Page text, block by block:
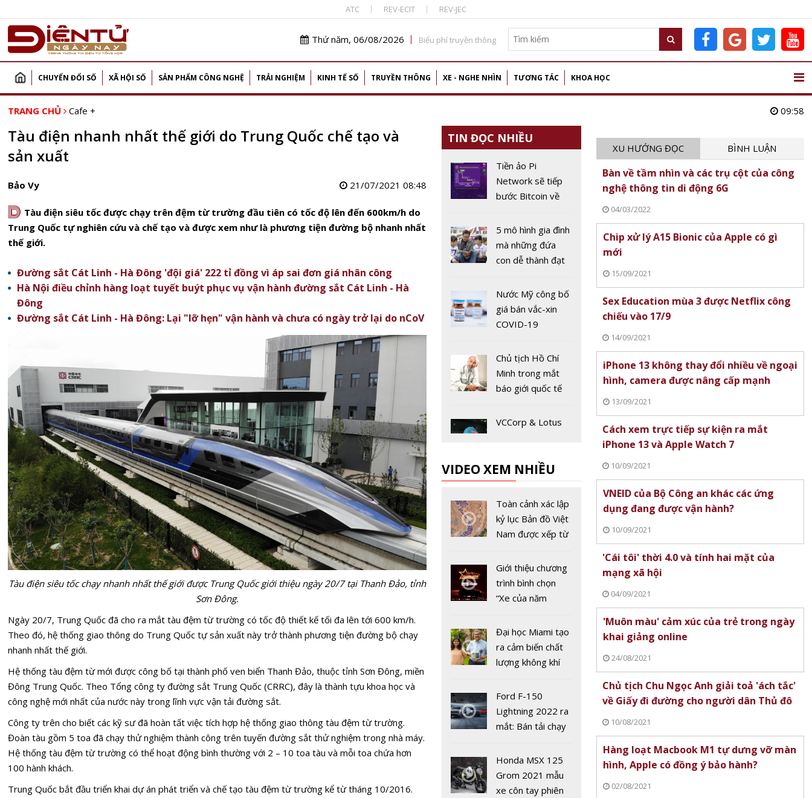
ATC REV-ECIT REV-JEC
Thứ năm, 06/08/2026 Biểu phí truyền thông
CHUYỂN ĐỔI SỐ XÃ HỘI SỐ SẢN PHẨM CÔNG NGHỆ TRẢI NGHIỆM KINH TẾ SỐ TRUYỀN THÔNG XE - NGHE NHÌN TƯƠNG TÁC KHOA HỌC
TRANG CHỦ Cafe + 09:58
Tàu điện nhanh nhất thế giới do Trung Quốc chế tạo và
sản xuất
Bảo Vy 21/07/2021 08:48
D Tàu điện siêu tốc được chạy trên đệm từ trường đầu tiên có tốc độ lên đến 600km/h do
Trung Quốc tự nghiên cứu và chế tạo và được xem như là phương tiện đường bộ nhanh nhất
thế giới.
Đường sắt Cát Linh - Hà Đông 'đội giá' 222 tỉ đồng vì áp sai đơn giá nhân công
Hà Nội điều chỉnh hàng loạt tuyết buýt phục vụ vận hành đường sắt Cát Linh - Hà
Đông
Đường sắt Cát Linh - Hà Đông: Lại "lỡ hẹn" vận hành và chưa có ngày trở lại do nCoV
Tàu điện siêu tốc chạy nhanh nhất thế giới được Trung Quốc giới thiệu ngày 20/7 tại Thanh Đảo, tỉnh
Sơn Đông.
Ngày 20/7, Trung Quốc đã cho ra mắt tàu đệm từ trường có tốc độ thiết kế tối đa lên tới 600 km/h.
Theo đó, hệ thống giao thông do Trung Quốc tự sản xuất này trở thành phương tiện đường bộ chạy
nhanh nhất thế giới.
Hệ thống tàu đệm từ mới được công bố tại thành phố ven biển Thanh Đảo, thuộc tỉnh Sơn Đông, miền
Đông Trung Quốc. Theo Tổng công ty đường sắt Trung Quốc (CRRC), đây là thành tựu khoa học và
công nghệ mới nhất của nước này trong lĩnh vực vận tải đường sắt.
Công ty trên cho biết các kỹ sư đã hoàn tất việc tích hợp hệ thống giao thông tàu đệm từ trường.
Đoàn tàu gồm 5 toa đã chạy thử nghiệm thành công trên tuyến đường sắt thử nghiệm trong nhà máy.
Hệ thống tàu đệm từ trường có thể hoạt động bình thường với 2 – 10 toa tàu và mỗi toa chứa hơn
100 hành khách.
Trung Quốc bắt đầu triển khai dự án phát triển và chế tạo tàu đệm từ trường kể từ tháng 10/2016.
TIN ĐỌC NHIỀU
Tiền ảo Pi
Network sẽ tiếp
bước Bitcoin về
5 mô hình gia đình
mà những đứa
con dễ thành đạt
Nước Mỹ công bố
giá bán vắc-xin
COVID-19
Chủ tịch Hồ Chí
Minh trong mắt
báo giới quốc tế
VCCorp & Lotus
hội chống dịch
COVID-19
không phải dùng
phương pháp
"chuyến bay ma"
động trong mùa
dịch COVID-19
Các nước trên thế
VIDEO XEM NHIỀU
Toàn cảnh xác lập
kỷ lục Bản đồ Việt
Nam được xếp từ
năm 2022
Giới thiệu chương
trình bình chọn
“Xe của năm
Đại học Miami tạo
ra cảm biến chất
lượng không khí
19
Ford F-150
Lightning 2022 ra
mắt: Bán tải chạy
chưa đến 40 nghìn
USD
Honda MSX 125
Grom 2021 mẫu
xe côn tay phiên
XU HƯỚNG ĐỌC BÌNH LUẬN
Bàn về tầm nhìn và các trụ cột của công
nghệ thông tin di động 6G
04/03/2022
Chip xử lý A15 Bionic của Apple có gì
mới
15/09/2021
Sex Education mùa 3 được Netflix công
chiếu vào 17/9
14/09/2021
iPhone 13 không thay đổi nhiều về ngoại
hình, camera được nâng cấp mạnh
13/09/2021
Cách xem trực tiếp sự kiện ra mắt
iPhone 13 và Apple Watch 7
10/09/2021
VNEID của Bộ Công an khác các ứng
dụng đang được vận hành?
10/09/2021
'Cái tôi' thời 4.0 và tính hai mặt của
mạng xã hội
04/09/2021
'Muôn màu' cảm xúc của trẻ trong ngày
khai giảng online
24/08/2021
Chủ tịch Chu Ngọc Anh giải toả 'ách tắc'
về Giấy đi đường cho người dân Thủ đô
10/08/2021
Hàng loạt Macbook M1 tự dưng vỡ màn
hình, Apple có đồng ý bảo hành?
02/08/2021